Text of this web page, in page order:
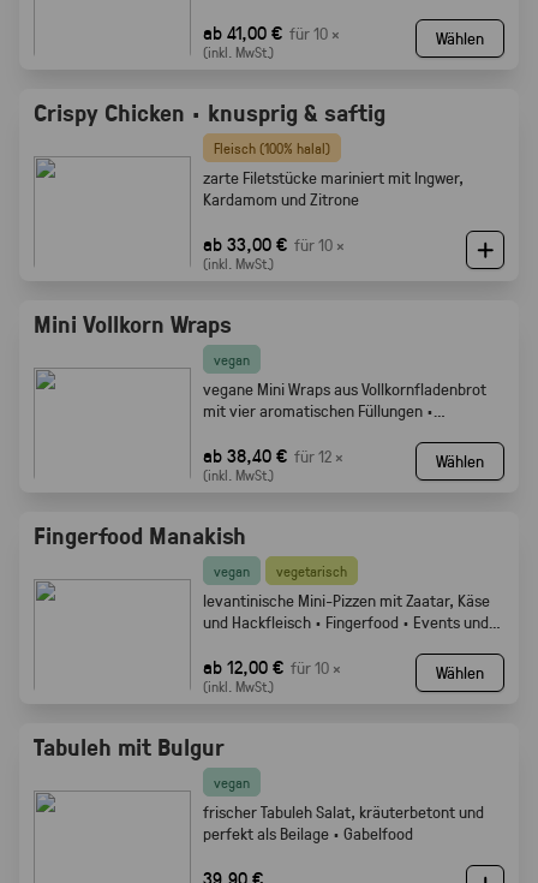
ab 41,00 € für 10 ×
(inkl. MwSt.)
Wählen
Crispy Chicken · knusprig & saftig
Fleisch (100% halal)
zarte Filetstücke mariniert mit Ingwer,
Kardamom und Zitrone
ab 33,00 € für 10 ×
(inkl. MwSt.)
Mini Vollkorn Wraps
vegan
vegane Mini Wraps aus Vollkornfladenbrot
mit vier aromatischen Füllungen ·
ab 38,40 € für 12 ×
(inkl. MwSt.)
Wählen
Fingerfood Manakish
vegan vegetarisch
levantinische Mini-Pizzen mit Zaatar, Käse
und Hackfleisch · Fingerfood · Events und
ab 12,00 € für 10 ×
(inkl. MwSt.)
Wählen
Tabuleh mit Bulgur
vegan
frischer Tabuleh Salat, kräuterbetont und
perfekt als Beilage · Gabelfood
39,90 €